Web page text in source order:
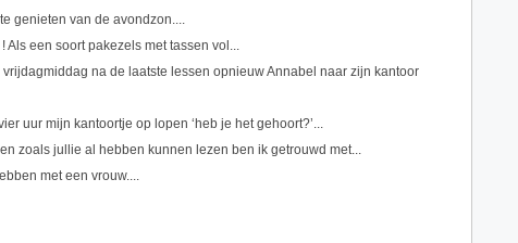
genieten van de avondzon....
een soort pakezels met tassen vol...
na de laatste lessen opnieuw Annabel naar zijn kantoor
uur mijn kantoortje op lopen ‘heb je het gehoort?’...
zoals jullie al hebben kunnen lezen ben ik getrouwd met...
met een vrouw....